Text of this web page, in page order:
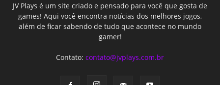
JV Plays é um site criado e pensado para você que gosta de
games! Aqui você encontra notícias dos melhores jogos,
além de ficar sabendo de tudo que acontece no mundo
gamer!
Contato: contato@jvplays.com.br